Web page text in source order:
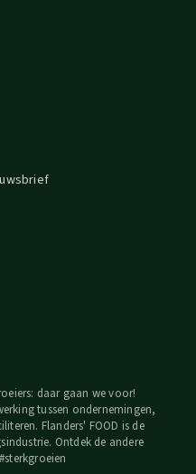
daar gaan we voor!
tussen ondernemingen,
Flanders' FOOD is de
Ontdek de andere